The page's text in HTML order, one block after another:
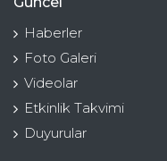
Haberler
Foto Galeri
Videolar
Etkinlik Takvimi
Duyurular